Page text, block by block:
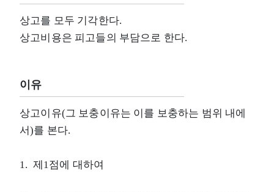
상고를 모두 기각한다.
상고비용은 피고들의 부담으로 한다.
이유
상고이유(그 보충이유는 이를 보충하는 범위 내에
서)를 본다.
1. 제1점에 대하여